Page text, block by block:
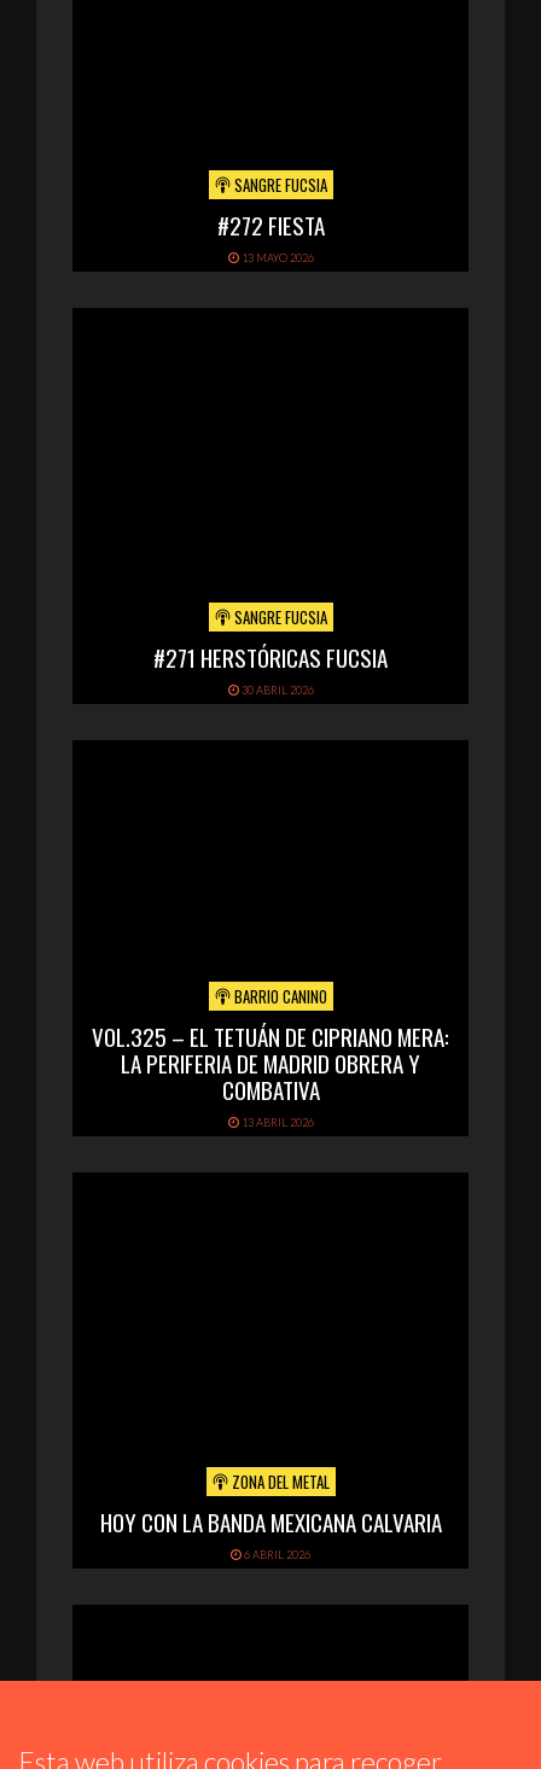
SANGRE FUCSIA
#272 FIESTA
13 MAYO 2026
SANGRE FUCSIA
#271 HERSTÓRICAS FUCSIA
30 ABRIL 2026
BARRIO CANINO
VOL.325 – EL TETUÁN DE CIPRIANO MERA:
LA PERIFERIA DE MADRID OBRERA Y
COMBATIVA
13 ABRIL 2026
ZONA DEL METAL
HOY CON LA BANDA MEXICANA CALVARIA
6 ABRIL 2026
Esta web utiliza cookies para recoger